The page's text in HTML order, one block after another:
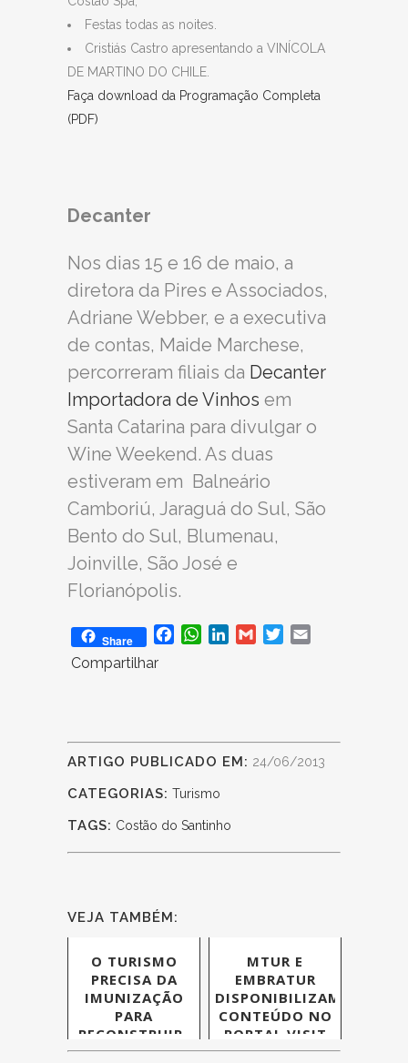
Festas todas as noites.
Cristiás Castro apresentando a VINÍCOLA
DE MARTINO DO CHILE.
Faça download da Programação Completa
(PDF)
Decanter
Nos dias 15 e 16 de maio, a
diretora da Pires e Associados,
Adriane Webber, e a executiva
de contas, Maide Marchese,
percorreram filiais da Decanter
Importadora de Vinhos em
Santa Catarina para divulgar o
Wine Weekend. As duas
estiveram em Balneário
Camboriú, Jaraguá do Sul, São
Bento do Sul, Blumenau,
Joinville, São José e
Florianópolis.
Share Facebook
WhatsApp
LinkedInGmailTwitter
Compartilhar
ARTIGO PUBLICADO EM: 24/06/2013
CATEGORIAS: Turismo
TAGS: Costão do Santinho
VEJA TAMBÉM:
O TURISMO
PRECISA DA
IMUNIZAÇÃO
PARA
RECONSTRUIR-
SE
MTUR E
EMBRATUR
DISPONIBILIZAM
CONTEÚDO NO
PORTAL VISIT
BRASIL